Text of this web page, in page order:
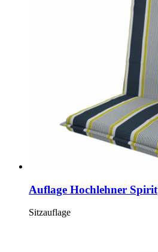
Auflage Hochlehner Spirit
Sitzauflage